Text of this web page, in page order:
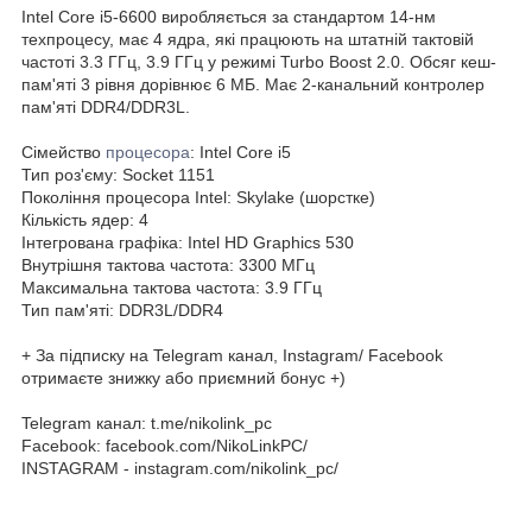
Intel Core i5-6600 виробляється за стандартом 14-нм
техпроцесу, має 4 ядра, які працюють на штатній тактовій
частоті 3.3 ГГц, 3.9 ГГц у режимі Turbo Boost 2.0. Обсяг кеш-
пам'яті 3 рівня дорівнює 6 МБ. Має 2-канальний контролер
пам'яті DDR4/DDR3L.
Сімейство процесора: Intel Core i5
Тип роз'єму: Socket 1151
Покоління процесора Intel: Skylake (шорстке)
Кількість ядер: 4
Інтегрована графіка: Intel HD Graphics 530
Внутрішня тактова частота: 3300 МГц
Максимальна тактова частота: 3.9 ГГц
Тип пам'яті: DDR3L/DDR4
+ За підписку на Telegram канал, Instagram/ Facebook
отримаєте знижку або приємний бонус +)
Telegram канал: t.me/nikolink_pc
Facebook: facebook.com/NikoLinkPC/
INSTAGRAM - instagram.com/nikolink_pc/